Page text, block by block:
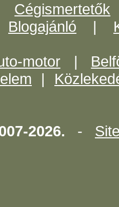
Cégismertetők
Blogajánló |
motor|
|
2026. -